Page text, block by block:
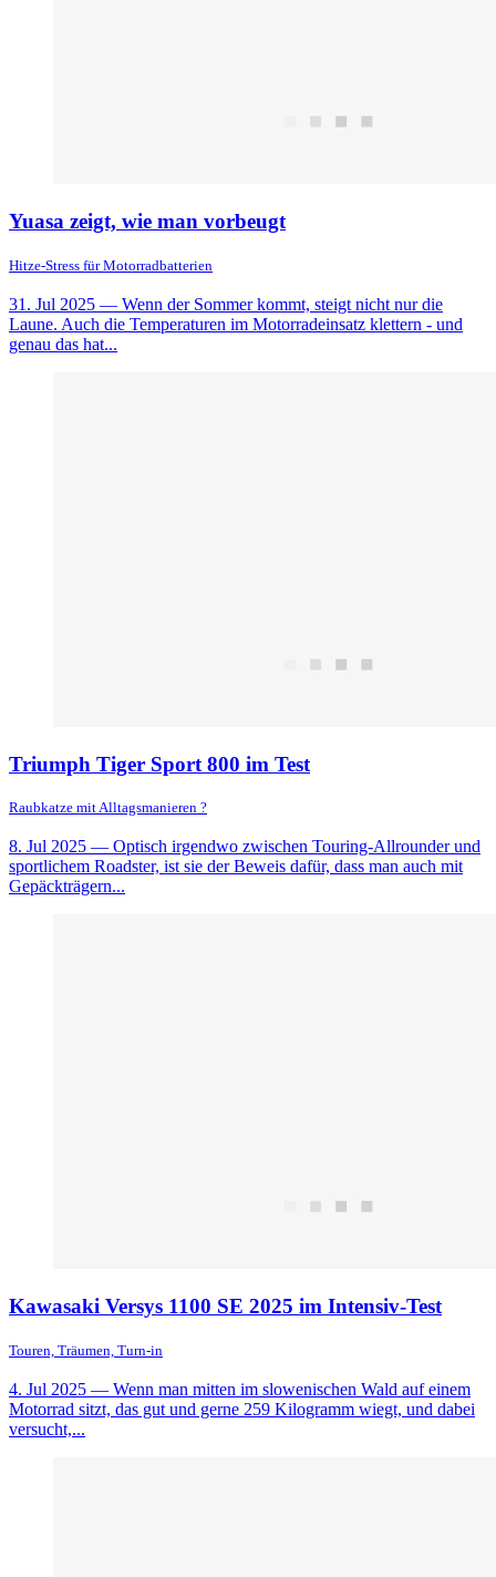
Yuasa zeigt, wie man vorbeugt
Hitze-Stress für Motorradbatterien
31. Jul 2025 — Wenn der Sommer kommt, steigt nicht nur die
Laune. Auch die Temperaturen im Motorradeinsatz klettern - und
genau das hat...
Triumph Tiger Sport 800 im Test
Raubkatze mit Alltagsmanieren ?
8. Jul 2025 — Optisch irgendwo zwischen Touring-Allrounder und
sportlichem Roadster, ist sie der Beweis dafür, dass man auch mit
Gepäckträgern...
Kawasaki Versys 1100 SE 2025 im Intensiv-Test
Touren, Träumen, Turn-in
4. Jul 2025 — Wenn man mitten im slowenischen Wald auf einem
Motorrad sitzt, das gut und gerne 259 Kilogramm wiegt, und dabei
versucht,...